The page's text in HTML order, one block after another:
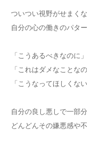
ついつい視野がせまく
自分の心の働きのパタ
「こうあるべきなのに」
「これはダメなことなの
「こうなってほしくない
自分の良し悪しで一部
どんどんその嫌悪感や